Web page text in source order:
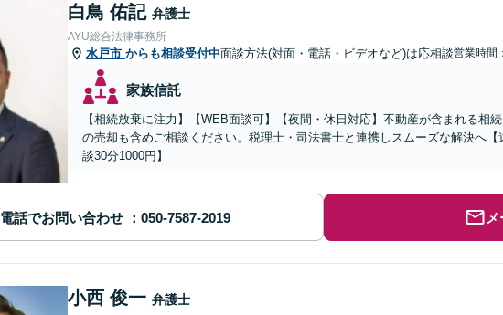
白鳥 佑記 弁護士
AYU総合法律事務所
水戸市 からも相談受付中面談方法(対面・電話・ビデオなど)は応相談営業時間
家族信託
【相続放棄に注力】【WEB面談可】【夜間・休日対応】不動産が含まれる相
の売却も含めご相談ください。税理士・司法書士と連携しスムーズな解決へ
談30分1000円】
電話でお問い合わせ
小西 俊一 弁護士